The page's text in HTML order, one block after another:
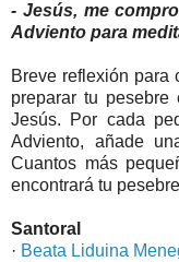
- Jesús, me
Adviento para
Breve reflexión para
preparar tu
Jesús. Por cada
Adviento, añade
Cuantos más
encontrará tu
Santoral
· Beata Liduina